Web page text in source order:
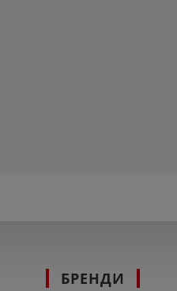
БРЕНДИ